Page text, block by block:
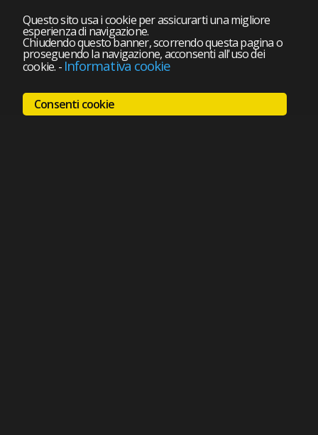
Questo sito usa i cookie per assicurarti una migliore
esperienza di navigazione.
Chiudendo questo banner, scorrendo questa pagina o
proseguendo la navigazione, acconsenti all'uso dei
cookie. - Informativa cookie
Consenti cookie